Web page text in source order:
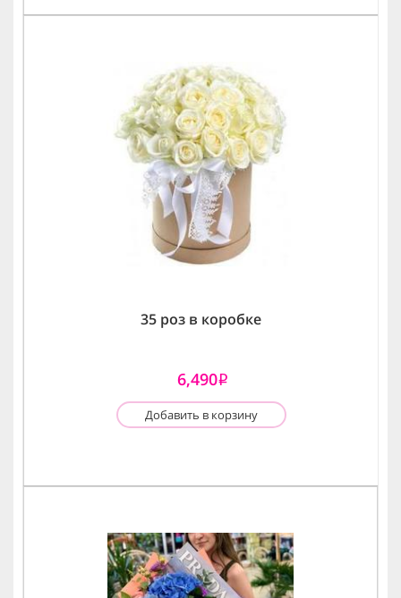
35 роз в коробке
6,490i
Добавить в корзину